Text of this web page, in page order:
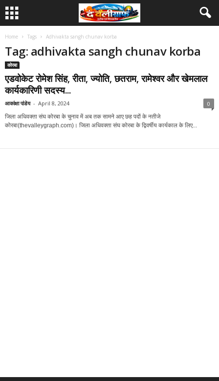
Home Tags Adhivakta sangh chunav korba
Tag: adhivakta sangh chunav korba
कोरबा
एडवोकेट रोमेश सिंह, रीता, ज्योति, छतराम, रामेश्वर और खेमलाल
कार्यकारिणी सदस्य...
आकांक्षा पांडेय - April 8, 2024 0
जिला अधिवक्ता संघ कोरबा के चुनाव में अब तक सामने आए छह पदों के नतीजे
कोरबा(thevalleygraph.com)। जिला अधिवक्ता संघ कोरबा के द्विवर्षीय कार्यकाल के लिए...